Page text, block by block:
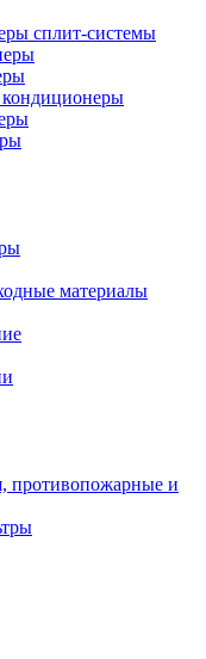
сплит-системы
материалы
противопожарные и